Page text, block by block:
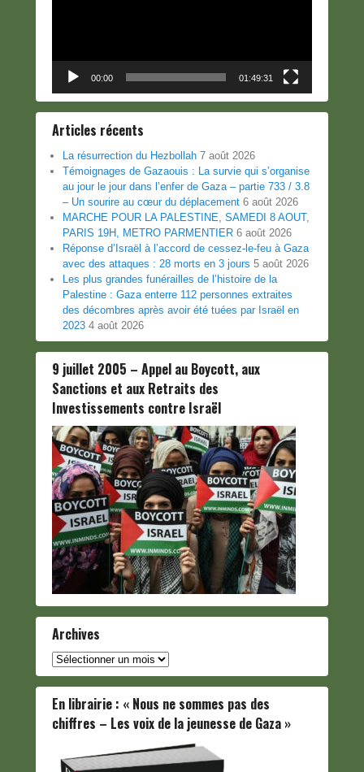
00:00 01:49:31
Articles récents
La résurrection du Hezbollah 7 août 2026
Témoignages de Gazaouis : La survie qui s’organise
au jour le jour dans l’enfer de Gaza – partie 733 / 3.8
– Un sourire au cœur du déplacement 6 août 2026
MARCHE POUR LA PALESTINE, SAMEDI 8 AOUT,
PARIS 19H, METRO PARMENTIER 6 août 2026
Réponse d’Israël à l’accord de cessez-le-feu à Gaza
avec des attaques : 28 morts en 3 jours 5 août 2026
Les plus grandes funérailles de l’histoire de la
Palestine : Gaza enterre 112 personnes extraites
des décombres après avoir été tuées par Israël en
2023 4 août 2026
9 juillet 2005 – Appel au Boycott, aux
Sanctions et aux Retraits des
Investissements contre Israël
Archives
Archives
En librairie : « Nous ne sommes pas des
chiffres – Les voix de la jeunesse de Gaza »